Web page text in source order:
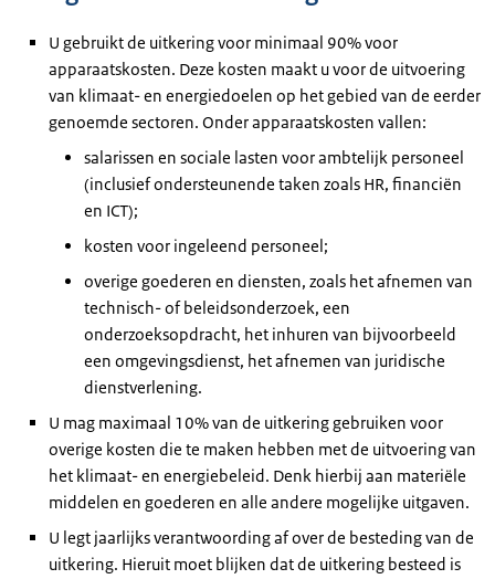
U gebruikt de uitkering voor minimaal 90% voor
apparaatskosten. Deze kosten maakt u voor de uitvoering
van klimaat- en energiedoelen op het gebied van de eerder
genoemde sectoren. Onder apparaatskosten vallen:
salarissen en sociale lasten voor ambtelijk personeel
(inclusief ondersteunende taken zoals HR, financiën
en ICT);
kosten voor ingeleend personeel;
overige goederen en diensten, zoals het afnemen van
technisch- of beleidsonderzoek, een
onderzoeksopdracht, het inhuren van bijvoorbeeld
een omgevingsdienst, het afnemen van juridische
dienstverlening.
U mag maximaal 10% van de uitkering gebruiken voor
overige kosten die te maken hebben met de uitvoering van
het klimaat- en energiebeleid. Denk hierbij aan materiële
middelen en goederen en alle andere mogelijke uitgaven.
U legt jaarlijks verantwoording af over de besteding van de
uitkering. Hieruit moet blijken dat de uitkering besteed is